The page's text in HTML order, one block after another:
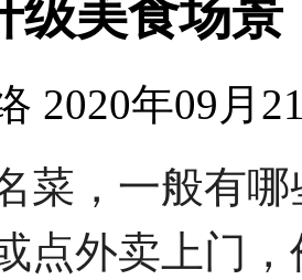
级美食场景
2020年09月
菜，一般有
点外卖上门